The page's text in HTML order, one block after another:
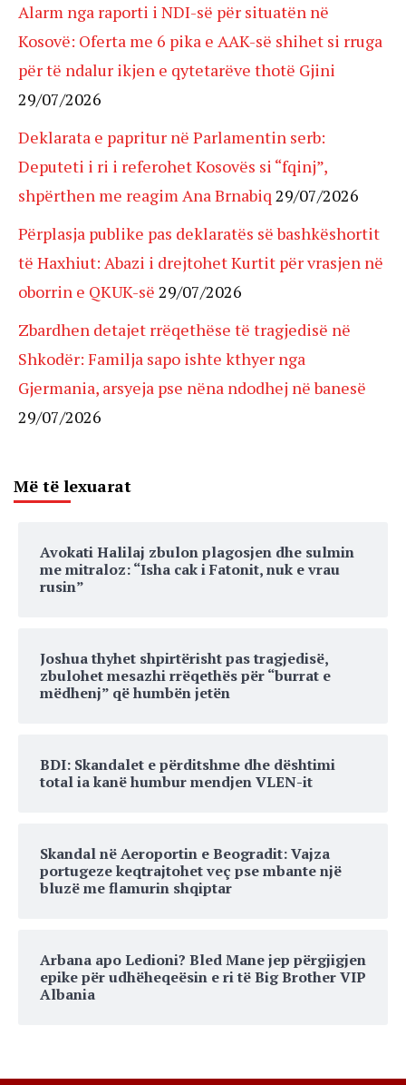
Alarm nga raporti i NDI-së për situatën në
Kosovë: Oferta me 6 pika e AAK-së shihet si rruga
për të ndalur ikjen e qytetarëve thotë Gjini
29/07/2026
Deklarata e papritur në Parlamentin serb:
Deputeti i ri i referohet Kosovës si “fqinj”,
shpërthen me reagim Ana Brnabiq 29/07/2026
Përplasja publike pas deklaratës së bashkëshortit
të Haxhiut: Abazi i drejtohet Kurtit për vrasjen në
oborrin e QKUK-së 29/07/2026
Zbardhen detajet rrëqethëse të tragjedisë në
Shkodër: Familja sapo ishte kthyer nga
Gjermania, arsyeja pse nëna ndodhej në banesë
29/07/2026
Më të lexuarat
Avokati Halilaj zbulon plagosjen dhe sulmin
me mitraloz: “Isha cak i Fatonit, nuk e vrau
rusin”
Joshua thyhet shpirtërisht pas tragjedisë,
zbulohet mesazhi rrëqethës për “burrat e
mëdhenj” që humbën jetën
BDI: Skandalet e përditshme dhe dështimi
total ia kanë humbur mendjen VLEN-it
Skandal në Aeroportin e Beogradit: Vajza
portugeze keqtrajtohet veç pse mbante një
bluzë me flamurin shqiptar
Arbana apo Ledioni? Bled Mane jep përgjigjen
epike për udhëheqeësin e ri të Big Brother VIP
Albania